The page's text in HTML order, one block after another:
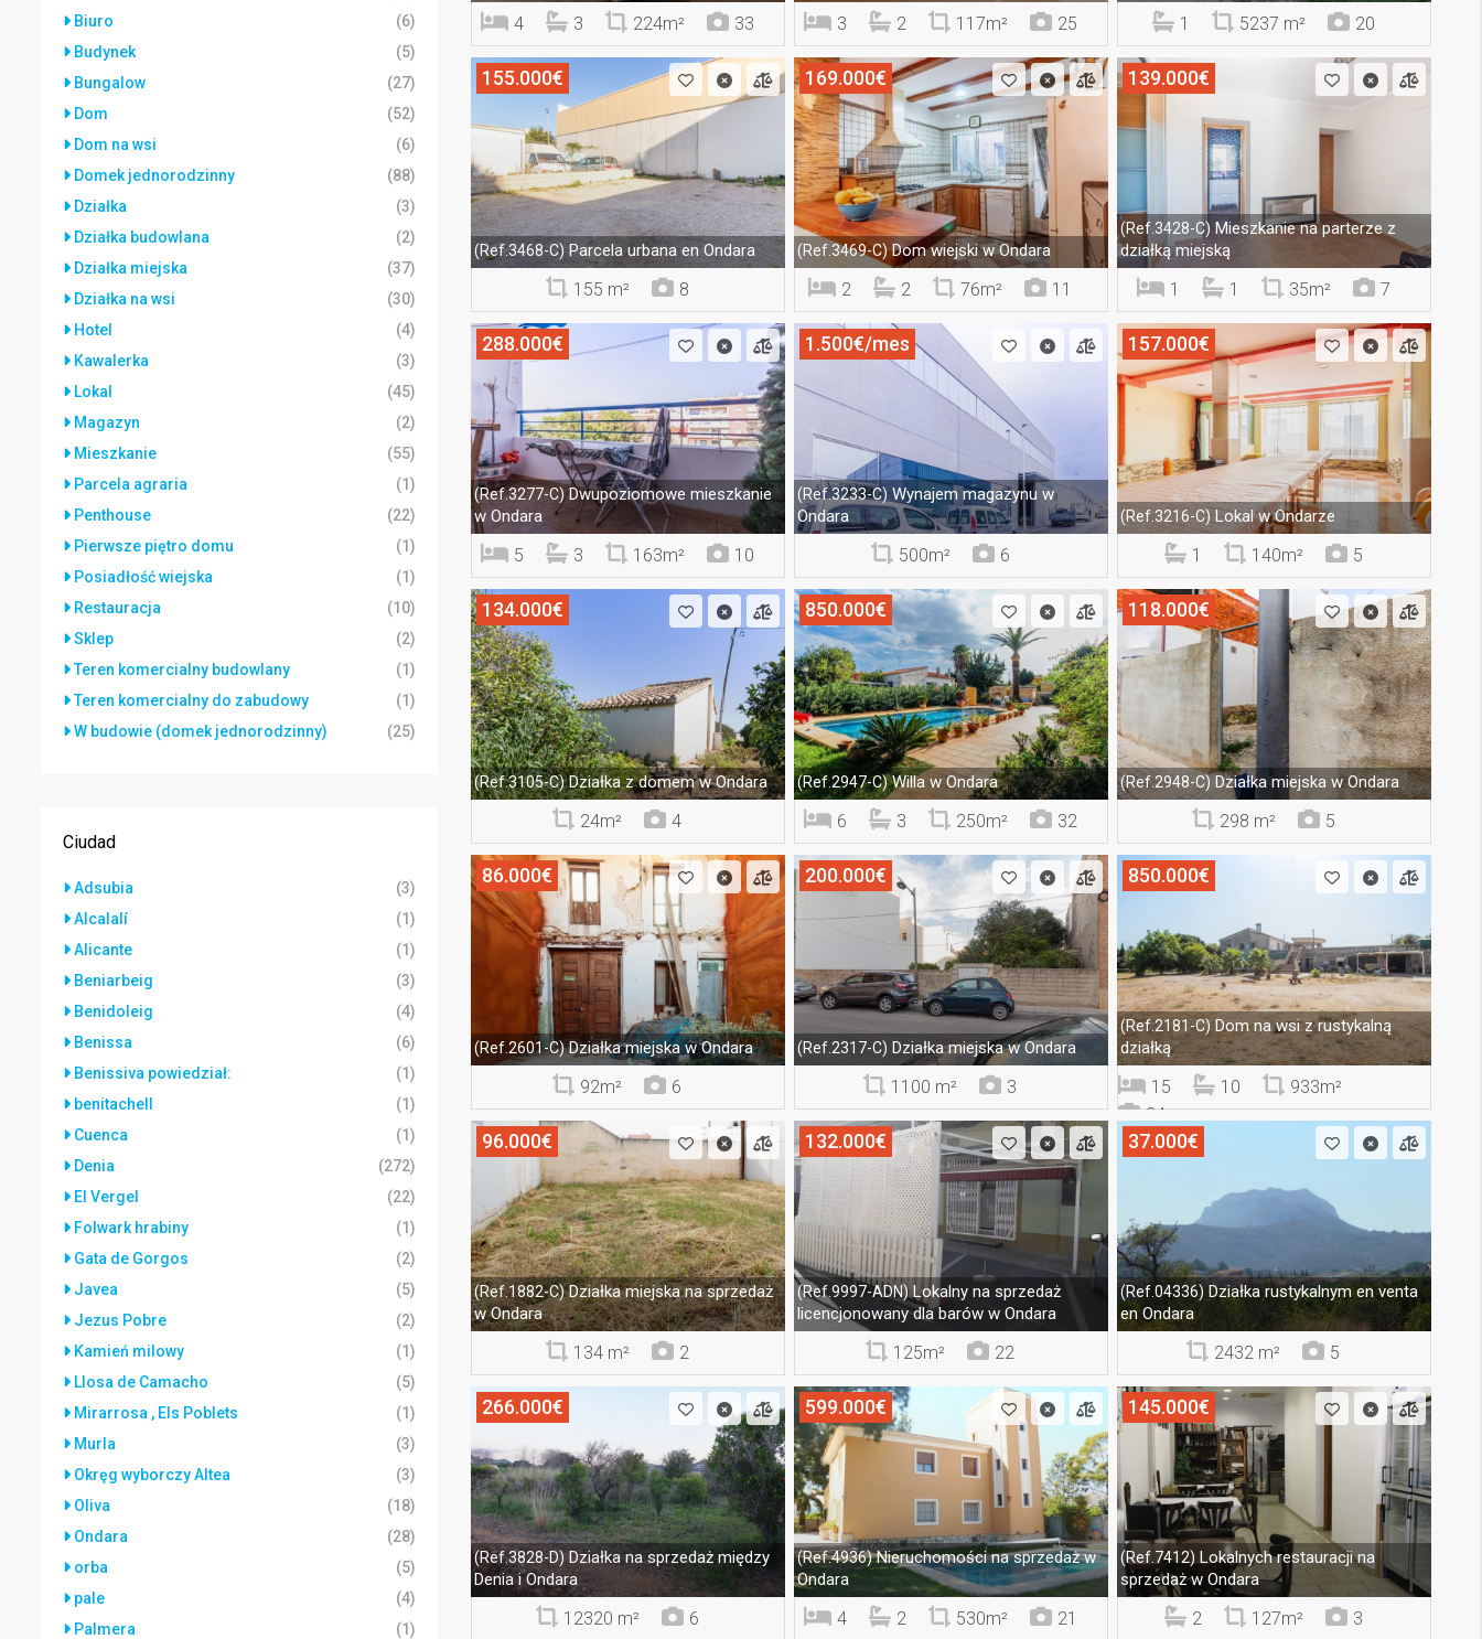
4 3 224m² 33 3 2 117m² 25 1 5237 m² 20
155.000€
(Ref.3468-C)Parcelа urbana en Ondara
155 m² 8
169.000€
(Ref.3469-C)Dom wiejski w Ondara
2 2 76m² 11
139.000€
(Ref.3428-C) Mieszkanie na parterze z
działką miejską
1 1 35m² 7
288.000€
(Ref.3277-C)Dwupoziomowe mieszkanie
w Ondara
5 3 163m² 10
1.500€/mes
(Ref.3233-C) Wynajem magazynu w
Ondara
500m² 6
157.000€
(Ref.3216-C)Lokal w Ondarze
1 140m² 5
134.000€
(Ref.3105-C)Działka z domem w Ondara
24m² 4
850.000€
(Ref.2947-C)Willa w Ondara
6 3 250m² 32
118.000€
(Ref.2948-C) Działka miejska w Ondara
298 m² 5
86.000€
(Ref.2601-C)Działka miejska w Ondara
92m² 6
200.000€
(Ref.2317-C) Działka miejska w Ondara
1100 m² 3
850.000€
(Ref.2181-C)Dom na wsi z rustykalną
działką
15 10
933m²
24
96.000€
(Ref.1882-C)Działka miejska na sprzedaż
w Ondara
134 m² 2
132.000€
(Ref.9997-ADN) Lokalny na sprzedaż
licencjonowany dla barów w Ondara
125m² 22
37.000€
(Ref.04336) Działka rustykalnym en venta
en Ondara
2432 m² 5
266.000€
(Ref.3828-D)Działka na sprzedaż między
Denia i Ondara
12320 m² 6
599.000€
(Ref.4936)Nieruchomości na sprzedaż w
Ondara
4 2 530m² 21
145.000€
(Ref.7412) Lokalnych restauracji na
sprzedaż w Ondara
2 127m² 3
Biuro
(6)
Budynek
(5)
Bungalow
(27)
Dom
(52)
Dom na wsi
(6)
Domek jednorodzinny
(88)
Działka
(3)
Działka budowlana
(2)
Działka miejska
(37)
Działka na wsi
(30)
Hotel
(4)
Kawalerka
(3)
Lokal
(45)
Magazyn
(2)
Mieszkanie
(55)
Parcela agraria
(1)
Penthouse
(22)
Pierwsze piętro domu
(1)
Posiadłość wiejska
(1)
Restauracja
(10)
Sklep
(2)
Teren komercialny budowlany
(1)
Teren komercialny do zabudowy
(1)
W budowie (domek jednorodzinny)
(25)
Ciudad
Adsubia
(3)
Alcalalí
(1)
Alicante
(1)
Beniarbeig
(3)
Benidoleig
(4)
Benissa
(6)
Benissiva powiedział:
(1)
benitachell
(1)
Cuenca
(1)
Denia
(272)
El Vergel
(22)
Folwark hrabiny
(1)
Gata de Gorgos
(2)
Javea
(5)
Jezus Pobre
(2)
Kamień milowy
(1)
Llosa de Camacho
(5)
Mirarrosa , Els Poblets
(1)
Murla
(3)
Okręg wyborczy Altea
(3)
Oliva
(18)
Ondara
(28)
orba
(5)
pale
(4)
Palmera
(1)